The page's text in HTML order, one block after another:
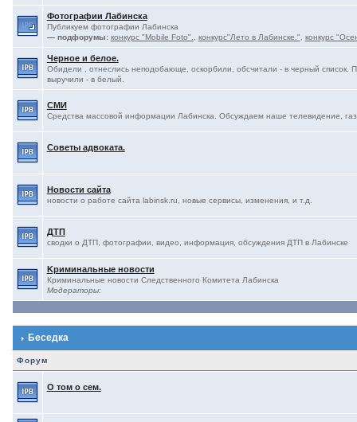
Фотографии Лабинска
Публикуем фотографии Лабинска
— подфорумы: конкурс "Mobile Foto". конкурс"Лето в Лабинске." конкурс
Черное и белое.
Обидели , отнеслись неподобающе, оскорбили, обсчитали - в черный список.
выручили - в белый.
СМИ
Средства массовой информации Лабинска. Обсуждаем наше телевидение,
Советы адвоката.
Новости сайта
новости о работе сайта labinsk.ru, новые сервисы, изменения, и т.д.
ДТП
сводки о ДТП, фотографии, видео, информация, обсуждения ДТП в Лабинске
Kриминальные новости
Криминальные новости Следственного Комитета Лабинска
Модераторы:
Беседка
Форум
О том о сем.